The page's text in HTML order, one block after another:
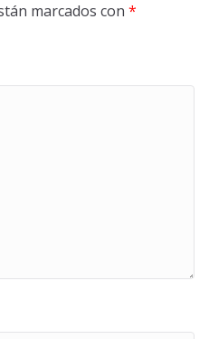
marcados con *